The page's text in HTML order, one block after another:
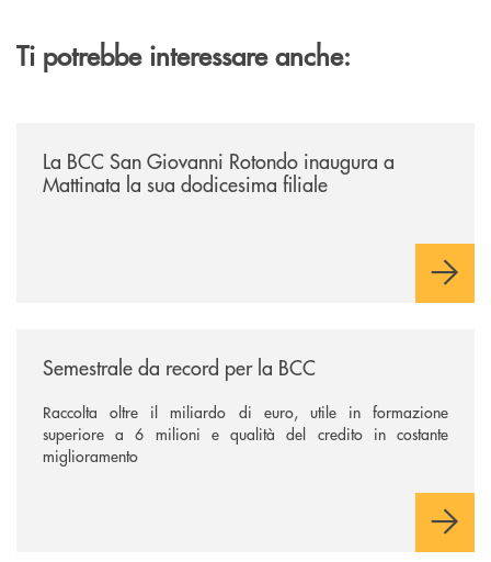
Ti potrebbe interessare anche:
La BCC San Giovanni Rotondo inaugura a
Mattinata la sua dodicesima filiale
Semestrale da record per la BCC
Raccolta oltre il miliardo di euro, utile in formazione
superiore a 6 milioni e qualità del credito in costante
miglioramento